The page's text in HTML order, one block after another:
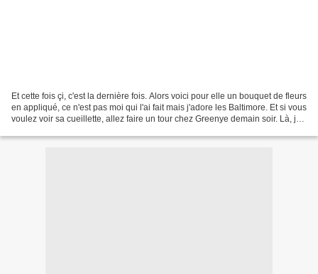
Et cette fois çi, c'est la dernière fois. Alors voici pour elle un bouquet de fleurs
en appliqué, ce n'est pas moi qui l'ai fait mais j'adore les Baltimore. Et si vous
voulez voir sa cueillette, allez faire un tour chez Greenye demain soir. Là, je